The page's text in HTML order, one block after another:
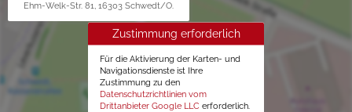
Ehm-Welk-Str. 81, 16303 Schwedt/O.
Zustimmung erforderlich
Für die Aktivierung der Karten- und
Navigationsdienste ist Ihre
Zustimmung zu den
Datenschutzrichtlinien vom
Drittanbieter Google LLC erforderlich.